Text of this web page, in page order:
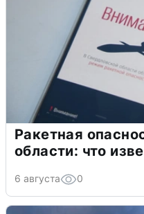
Ракетная
области: что
6 августа 0